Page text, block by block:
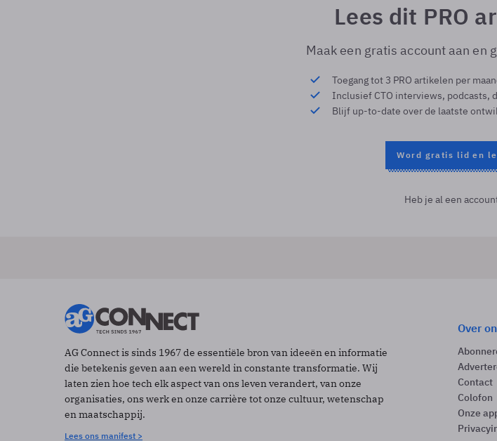
Lees dit PRO
Maak een gratis account aan en
Toegang tot 3 PRO artikelen per
Inclusief CTO interviews, podcasts,
Blijf up-to-date over de laatste
Word gratis lid en
Heb je al een
AG Connect is sinds 1967 de essentiële bron van ideeën en informatie
die betekenis geven aan een wereld in constante transformatie. Wij
laten zien hoe tech elk aspect van ons leven verandert, van onze
organisaties, ons werk en onze carrière tot onze cultuur, wetenschap
en maatschappij.
Lees ons manifest >
Over
Contact
Colofon
Onze